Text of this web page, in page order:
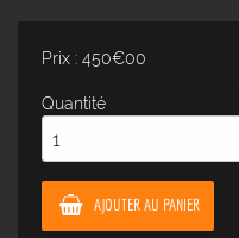
Prix : 450€00
Quantité
AJOUTER AU PANIER